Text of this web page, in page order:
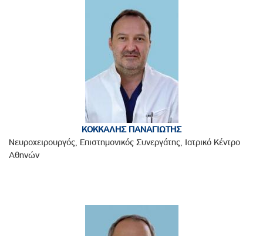
ΚΟΚΚΑΛΗΣ ΠΑΝΑΓΙΩΤΗΣ
Νευροχειρουργός, Επιστημονικός Συνεργάτης, Ιατρικό Κέντρο
Αθηνών